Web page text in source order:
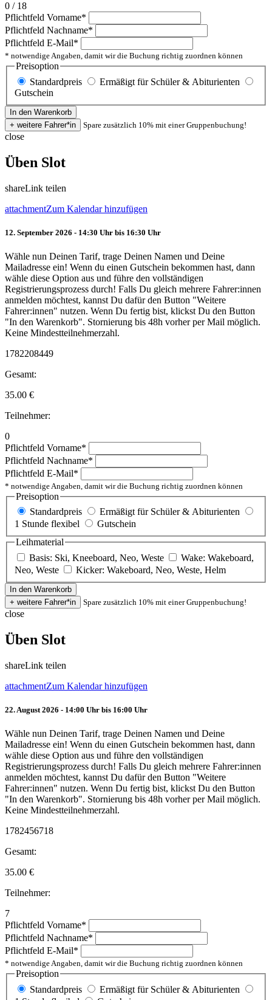
0 / 18
Pflichtfeld Vorname*
Pflichtfeld Nachname*
Pflichtfeld E-Mail*
* notwendige Angaben, damit wir die Buchung richtig zuordnen können
Preisoption
Standardpreis
Ermäßigt für Schüler & Abiturienten
Gutschein
Spare zusätzlich 10% mit einer Gruppenbuchung!
close
Üben Slot
shareLink teilen
attachmentZum Kalendar hinzufügen
12. September 2026 - 14:30 Uhr bis 16:30 Uhr
Wähle nun Deinen Tarif, trage Deinen Namen und Deine
Mailadresse ein! Wenn du einen Gutschein bekommen hast, dann
wähle diese Option aus und führe den vollständigen
Registrierungsprozess durch! Falls Du gleich mehrere Fahrer:innen
anmelden möchtest, kannst Du dafür den Button "Weitere
Fahrer:innen" nutzen. Wenn Du fertig bist, klickst Du den Button
"In den Warenkorb". Stornierung bis 48h vorher per Mail möglich.
Keine Mindestteilnehmerzahl.
1782208449
Gesamt:
35.00 €
Teilnehmer:
0
Pflichtfeld Vorname*
Pflichtfeld Nachname*
Pflichtfeld E-Mail*
* notwendige Angaben, damit wir die Buchung richtig zuordnen können
Preisoption
Standardpreis
Ermäßigt für Schüler & Abiturienten
1 Stunde flexibel
Gutschein
Leihmaterial
Basis: Ski, Kneeboard, Neo, Weste
Wake: Wakeboard,
Neo, Weste
Kicker: Wakeboard, Neo, Weste, Helm
Spare zusätzlich 10% mit einer Gruppenbuchung!
close
Üben Slot
shareLink teilen
attachmentZum Kalendar hinzufügen
22. August 2026 - 14:00 Uhr bis 16:00 Uhr
Wähle nun Deinen Tarif, trage Deinen Namen und Deine
Mailadresse ein! Wenn du einen Gutschein bekommen hast, dann
wähle diese Option aus und führe den vollständigen
Registrierungsprozess durch! Falls Du gleich mehrere Fahrer:innen
anmelden möchtest, kannst Du dafür den Button "Weitere
Fahrer:innen" nutzen. Wenn Du fertig bist, klickst Du den Button
"In den Warenkorb". Stornierung bis 48h vorher per Mail möglich.
Keine Mindestteilnehmerzahl.
1782456718
Gesamt:
35.00 €
Teilnehmer:
7
Pflichtfeld Vorname*
Pflichtfeld Nachname*
Pflichtfeld E-Mail*
* notwendige Angaben, damit wir die Buchung richtig zuordnen können
Preisoption
Standardpreis
Ermäßigt für Schüler & Abiturienten